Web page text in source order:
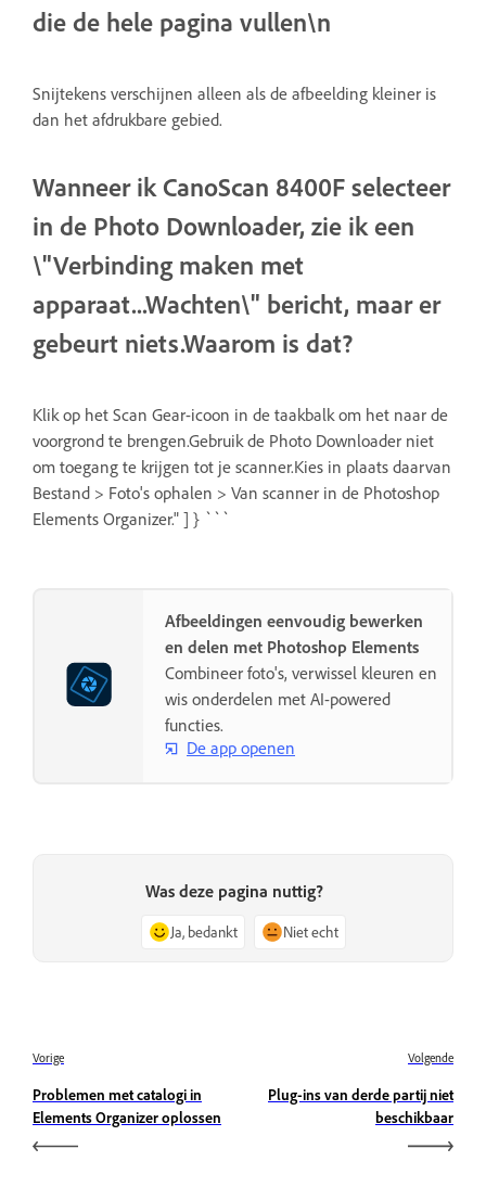
die de hele pagina vullen\n
Snijtekens verschijnen alleen als de afbeelding kleiner is
dan het afdrukbare gebied.
Wanneer ik CanoScan 8400F selecteer
in de Photo Downloader, zie ik een
\"Verbinding maken met
apparaat...Wachten\" bericht, maar er
gebeurt niets.Waarom is dat?
Klik op het Scan Gear-icoon in de taakbalk om het naar de
voorgrond te brengen.Gebruik de Photo Downloader niet
om toegang te krijgen tot je scanner.Kies in plaats daarvan
Bestand > Foto's ophalen > Van scanner in de Photoshop
Elements Organizer." ] } ```
Afbeeldingen eenvoudig bewerken
en delen met Photoshop Elements
Combineer foto's, verwissel kleuren en
wis onderdelen met AI-powered
functies.
De app openen
Was deze pagina nuttig?
Ja, bedankt Niet echt
Vorige
Problemen met catalogi in
Elements Organizer oplossen
Volgende
Plug-ins van derde partij niet
beschikbaar